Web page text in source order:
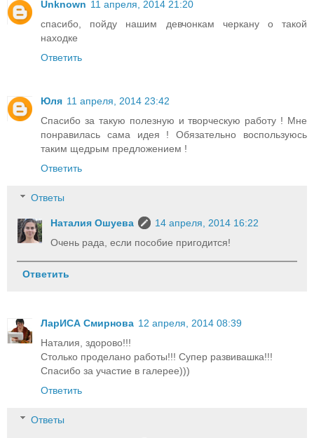
Unknown 11 апреля, 2014 21:20
спасибо, пойду нашим девчонкам черкану о такой
находке
Ответить
Юля 11 апреля, 2014 23:42
Спасибо за такую полезную и творческую работу ! Мне
понравилась сама идея ! Обязательно воспользуюсь
таким щедрым предложением !
Ответить
Ответы
Наталия Ошуева
14 апреля, 2014 16:22
Очень рада, если пособие пригодится!
Ответить
ЛарИСА Смирнова 12 апреля, 2014 08:39
Наталия, здорово!!!
Столько проделано работы!!! Супер развивашка!!!
Спасибо за участие в галерее)))
Ответить
Ответы